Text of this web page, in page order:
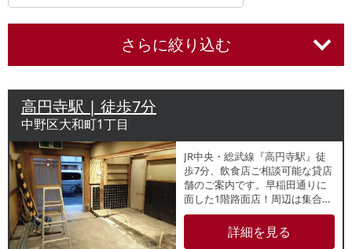
さらに絞り込む
高円寺駅 | 徒歩7分
中野区大和町1丁目
JR中央・総武線『高円寺駅』徒
歩7分、飲食店ご相談可能な貸店
舗のご案内です。早稲田通りに
面した1階路面店！周辺は集合住
宅が並んでおり、地域住民を中
心としたリピーター獲得が期待
できます。詳細はレスタンダー
詳細を見る